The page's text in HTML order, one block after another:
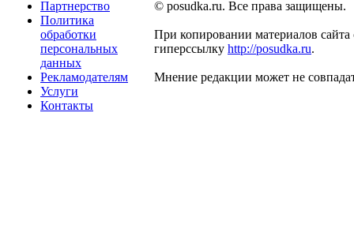
Партнерство
Политика
обработки
персональных
данных
Рекламодателям
Услуги
Контакты
© posudka.ru. Все права защищены.
При копировании материалов сайта
гиперссылку http://posudka.ru.
Мнение редакции может не